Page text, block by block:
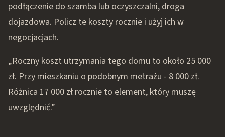
podłączenie do szamba lub oczyszczalni, droga
dojazdowa. Policz te koszty rocznie i użyj ich w
negocjacjach.
„Roczny koszt utrzymania tego domu to około 25 000
zł. Przy mieszkaniu o podobnym metrażu - 8 000 zł.
Różnica 17 000 zł rocznie to element, który muszę
uwzględnić.”